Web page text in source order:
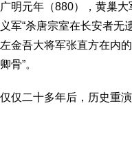
广明元年（880），黄巢
义军“杀唐宗室在长安者无
左金吾大将军张直方在内
卿骨”。
仅仅二十多年后，历史重演